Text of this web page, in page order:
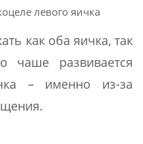
левого яичка
как оба яичка, так
развивается
– именно из-за